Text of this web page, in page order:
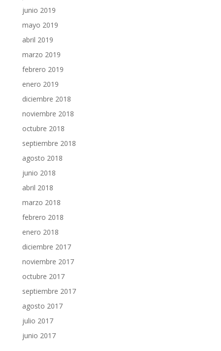
junio 2019
mayo 2019
abril 2019
marzo 2019
febrero 2019
enero 2019
diciembre 2018
noviembre 2018
octubre 2018
septiembre 2018
agosto 2018
junio 2018
abril 2018
marzo 2018
febrero 2018
enero 2018
diciembre 2017
noviembre 2017
octubre 2017
septiembre 2017
agosto 2017
julio 2017
junio 2017